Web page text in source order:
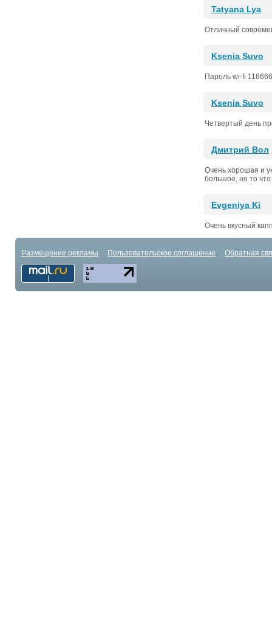
Tatyana Lya
Отличный
Ksenia Suvo
Пароль wi-fi
Ksenia Suvo
Четвертый день
Дмитрий Вол
Очень хорошая и
большое, но то что
Evgeniya Ki
Очень вкусный
Размещение рекламы Пользовательское соглашение Обратная